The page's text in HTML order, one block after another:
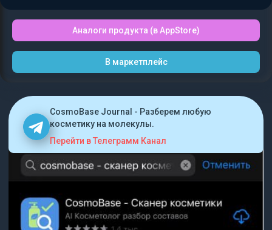
Аналоги продукта (в AppStore)
В маркетплейс
CosmoBase Journal - Разберем любую
косметику на молекулы.
Перейти в Телеграмм Канал